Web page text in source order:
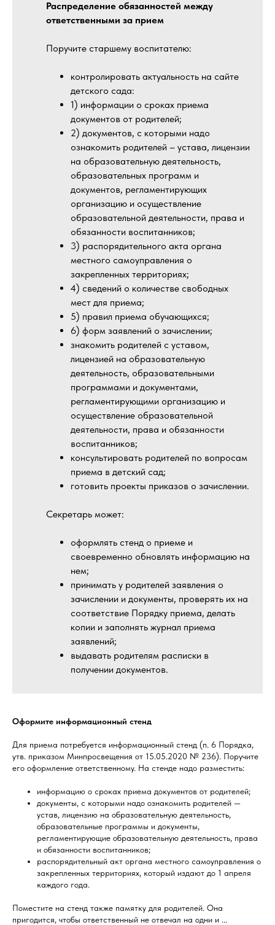
Распределение обязанностей между
ответственными за прием
Поручите старшему воспитателю:
контролировать актуальность на сайте
детского сада:
1) информации о сроках приема
документов от родителей;
2) документов, с которыми надо
ознакомить родителей – устава, лицензии
на образовательную деятельность,
образовательных программ и
документов, регламентирующих
организацию и осуществление
образовательной деятельности, права и
обязанности воспитанников;
3) распорядительного акта органа
местного самоуправления о
закрепленных территориях;
4) сведений о количестве свободных
мест для приема;
5) правил приема обучающихся;
6) форм заявлений о зачислении;
знакомить родителей с уставом,
лицензией на образовательную
деятельность, образовательными
программами и документами,
регламентирующими организацию и
осуществление образовательной
деятельности, права и обязанности
воспитанников;
консультировать родителей по вопросам
приема в детский сад;
готовить проекты приказов о зачислении.
Секретарь может:
оформлять стенд о приеме и
своевременно обновлять информацию на
нем;
принимать у родителей заявления о
зачислении и документы, проверять их на
соответствие Порядку приема, делать
копии и заполнять журнал приема
заявлений;
выдавать родителям расписки в
получении документов.
Оформите информационный стенд
Для приема потребуется информационный стенд (п. 6 Порядка,
утв. приказом Минпросвещения от 15.05.2020 № 236). Поручите
его оформление ответственному. На стенде надо разместить:
информацию о сроках приема документов от родителей;
документы, с которыми надо ознакомить родителей —
устав, лицензию на образовательную деятельность,
образовательные программы и документы,
регламентирующие образовательную деятельность, права
и обязанности воспитанников;
распорядительный акт органа местного самоуправления о
закрепленных территориях, который издают до 1 апреля
каждого года.
Поместите на стенд также памятку для родителей. Она
пригодится, чтобы ответственный не отвечал на одни и ...